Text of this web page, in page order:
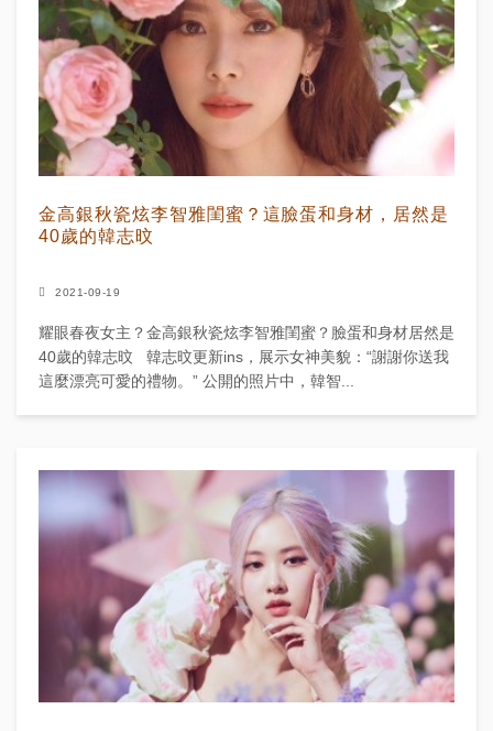
金高銀秋瓷炫李智雅閨蜜？這臉蛋和身材，居然是
40歲的韓志旼
2021-09-19
耀眼春夜女主？金高銀秋瓷炫李智雅閨蜜？臉蛋和身材居然是
40歲的韓志旼 韓志旼更新ins，展示女神美貌：“謝謝你送我
這麼漂亮可愛的禮物。” 公開的照片中，韓智...